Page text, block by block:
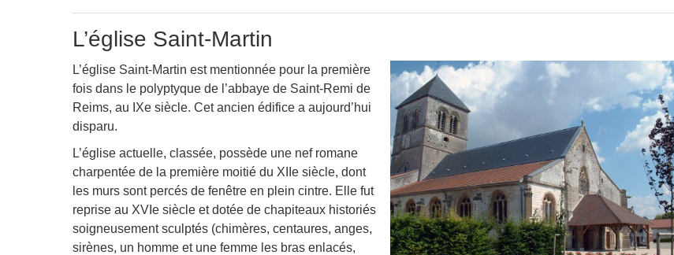
L’église Saint-Martin
L’église Saint-Martin est mentionnée pour la première
fois dans le polyptyque de l’abbaye de Saint-Remi de
Reims, au IXe siècle. Cet ancien édifice a aujourd’hui
disparu.
L’église actuelle, classée, possède une nef romane
charpentée de la première moitié du XII e siècle, dont
les murs sont percés de fenêtre en plein cintre. Elle fut
reprise au XVI e siècle et dotée de chapiteaux historiés
soigneusement sculptés (chimères, centaures, anges,
sirènes, un homme et une femme les bras enlacés,